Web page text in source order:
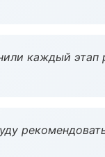
каждый этап